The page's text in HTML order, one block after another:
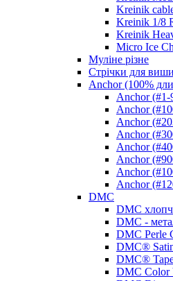
Kreinik
Kreinik 1/8
Kreinik
Micro Ice
Муліне різне
Стрічки для
Anchor (100%
Anchor (#1-
Anchor
Anchor
Anchor
Anchor
Anchor
Anchor
Anchor
DMC
DMC
DMC -
DMC Perle
DMC®
DMC®
DMC Color